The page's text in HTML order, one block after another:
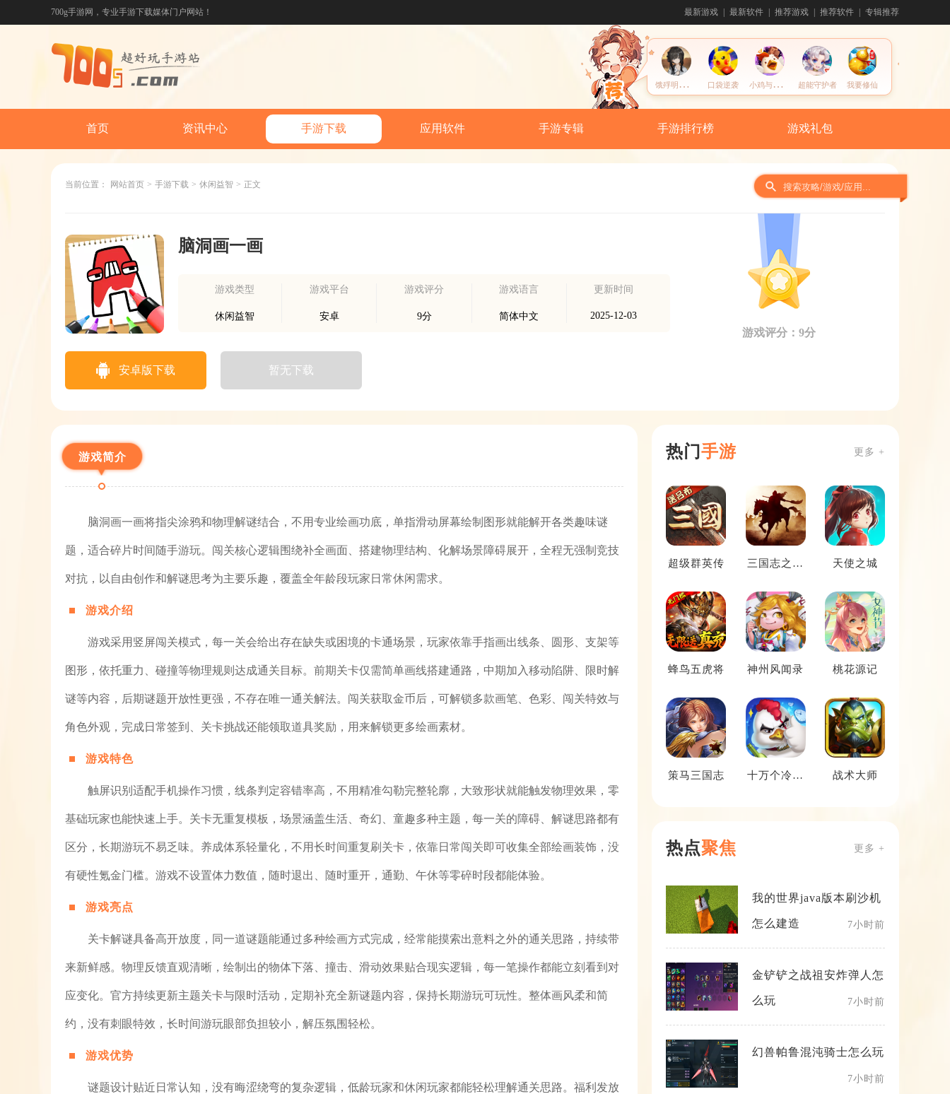
700g手游网，专业手游下载媒体门户网站！ 最新游戏 最新软件 推荐游戏 推荐软件 专辑推荐
饿
殍明末千里行 口袋逆袭 小
鸡与小马超级派对 超能守护者 我要修仙
首页 资讯中心 手游下载 应用软件 手游专辑 手游排行榜 游戏礼包
当前位置： 网站首页 > 手游下载 > 休闲益智 > 正文
脑洞画一画
游戏类型
休闲益智
游戏平台
安卓
游戏评分
9分
游戏语言
简体中文
更新时间
2025-12-03
游戏评分：9分
安卓版下载 暂无下载
游戏简介
脑洞画一画将指尖涂鸦和物理解谜结合，不用专业绘画功底，单指滑动屏幕绘制图形就能解开各类趣味谜
题，适合碎片时间随手游玩。闯关核心逻辑围绕补全画面、搭建物理结构、化解场景障碍展开，全程无强制竞技
对抗，以自由创作和解谜思考为主要乐趣，覆盖全年龄段玩家日常休闲需求。
游戏介绍
游戏采用竖屏闯关模式，每一关会给出存在缺失或困境的卡通场景，玩家依靠手指画出线条、圆形、支架等
图形，依托重力、碰撞等物理规则达成通关目标。前期关卡仅需简单画线搭建通路，中期加入移动陷阱、限时解
谜等内容，后期谜题开放性更强，不存在唯一通关解法。闯关获取金币后，可解锁多款画笔、色彩、闯关特效与
角色外观，完成日常签到、关卡挑战还能领取道具奖励，用来解锁更多绘画素材。
游戏特色
触屏识别适配手机操作习惯，线条判定容错率高，不用精准勾勒完整轮廓，大致形状就能触发物理效果，零
基础玩家也能快速上手。关卡无重复模板，场景涵盖生活、奇幻、童趣多种主题，每一关的障碍、解谜思路都有
区分，长期游玩不易乏味。养成体系轻量化，不用长时间重复刷关卡，依靠日常闯关即可收集全部绘画装饰，没
有硬性氪金门槛。游戏不设置体力数值，随时退出、随时重开，通勤、午休等零碎时段都能体验。
游戏亮点
关卡解谜具备高开放度，同一道谜题能通过多种绘画方式完成，经常能摸索出意料之外的通关思路，持续带
来新鲜感。物理反馈直观清晰，绘制出的物体下落、撞击、滑动效果贴合现实逻辑，每一笔操作都能立刻看到对
应变化。官方持续更新主题关卡与限时活动，定期补充全新谜题内容，保持长期游玩可玩性。整体画风柔和简
约，没有刺眼特效，长时间游玩眼部负担较小，解压氛围轻松。
游戏优势
谜题设计贴近日常认知，没有晦涩绕弯的复杂逻辑，低龄玩家和休闲玩家都能轻松理解通关思路。福利发放
热门手游 更多 +
超级群英传
三国志之九
天使之城
蜂鸟五虎将 神州风闻录 桃花源记
策马三国志
十万个冷笑
战术大师
热点聚焦 更多 +
我的世界java版本刷沙机
怎么建造 7小时前
金铲铲之战祖安炸弹人怎
么玩 7小时前
幻兽帕鲁混沌骑士怎么玩
7小时前